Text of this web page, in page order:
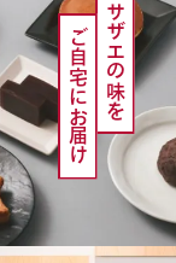
サザエの味を
ご自宅にお届け